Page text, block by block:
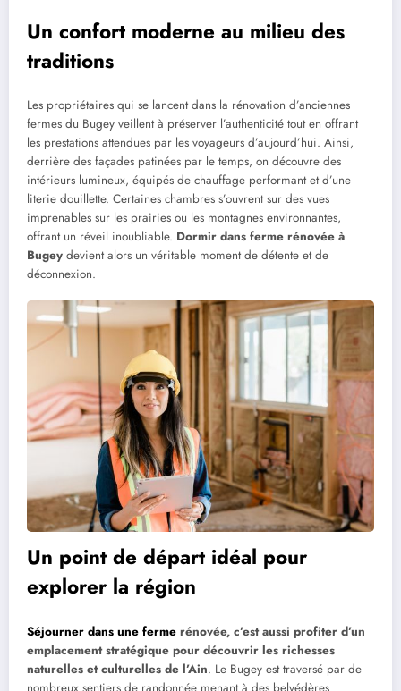
Un confort moderne au milieu des
traditions
Les propriétaires qui se lancent dans la rénovation d’anciennes
fermes du Bugey veillent à préserver l’authenticité tout en offrant
les prestations attendues par les voyageurs d’aujourd’hui. Ainsi,
derrière des façades patinées par le temps, on découvre des
intérieurs lumineux, équipés de chauffage performant et d’une
literie douillette. Certaines chambres s’ouvrent sur des vues
imprenables sur les prairies ou les montagnes environnantes,
offrant un réveil inoubliable. Dormir dans ferme rénovée à
Bugey devient alors un véritable moment de détente et de
déconnexion.
Un point de départ idéal pour
explorer la région
Séjourner dans une ferme rénovée, c’est aussi profiter d’un
emplacement stratégique pour découvrir les richesses
naturelles et culturelles de l’Ain. Le Bugey est traversé par de
nombreux sentiers de randonnée menant à des belvédères